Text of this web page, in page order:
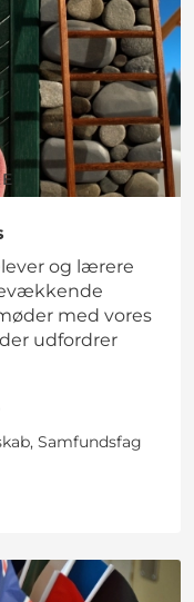
og lærere
med vores
udfordrer
Samfundsfag